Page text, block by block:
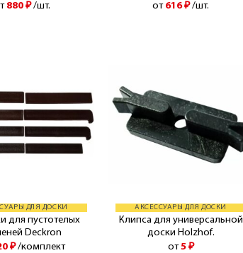
880 ₽ /шт.
от 616₽ /шт.
ДЛЯ ДОСКИ
для пустотелых
Deckron
₽ /комплект
АКСЕССУАРЫ ДЛЯ ДОСКИ
Клипса для универсальной
доски Holzhof.
от5 ₽